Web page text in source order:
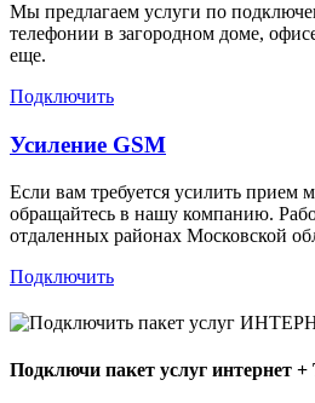
Мы предлагаем услуги по
телефонии в загородном доме,
еще.
Подключить
Усиление GSM
Если вам требуется усилить прием
обращайтесь в нашу компанию.
отдаленных районах Московской
Подключить
Подключи пакет услуг интернет +